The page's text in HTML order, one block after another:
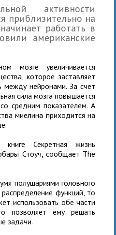
активности
приблизительно на
работать в
американские
мозге увеличивается
которое заставляет
между нейронами. За счет
сила мозга повышается
средним показателем. А
миелина приходится на
Секретная жизнь
Стоуч, сообщает The
полушариями головного
функций, то
использовать обе части
позволяет ему решать
задачи.